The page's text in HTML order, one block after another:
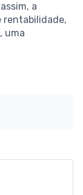
a
rentabilidade,
uma